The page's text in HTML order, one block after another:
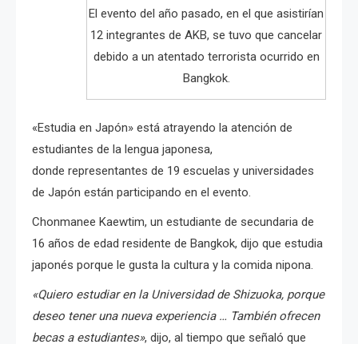
El evento del año pasado, en el que asistirían
12 integrantes de AKB, se tuvo que cancelar
debido a un atentado terrorista ocurrido en
Bangkok.
«Estudia en Japón» está atrayendo la atención de
estudiantes de la lengua japonesa,
donde representantes de 19 escuelas y universidades
de Japón están participando en el evento.
Chonmanee Kaewtim, un estudiante de secundaria de
16 años de edad residente de Bangkok, dijo que estudia
japonés porque le gusta la cultura y la comida nipona.
«Quiero estudiar en la Universidad de Shizuoka, porque
deseo tener una nueva experiencia … También ofrecen
becas a estudiantes», dijo, al tiempo que señaló que